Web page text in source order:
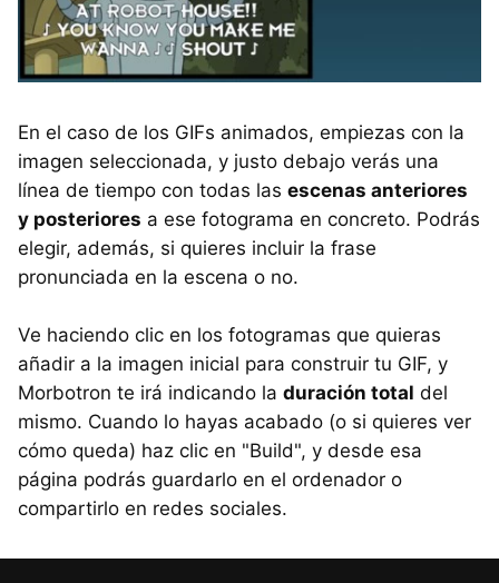
En el caso de los GIFs animados, empiezas con la
imagen seleccionada, y justo debajo verás una
línea de tiempo con todas las escenas anteriores
y posteriores a ese fotograma en concreto. Podrás
elegir, además, si quieres incluir la frase
pronunciada en la escena o no.
Ve haciendo clic en los fotogramas que quieras
añadir a la imagen inicial para construir tu GIF, y
Morbotron te irá indicando la duración total del
mismo. Cuando lo hayas acabado (o si quieres ver
cómo queda) haz clic en "Build", y desde esa
página podrás guardarlo en el ordenador o
compartirlo en redes sociales.